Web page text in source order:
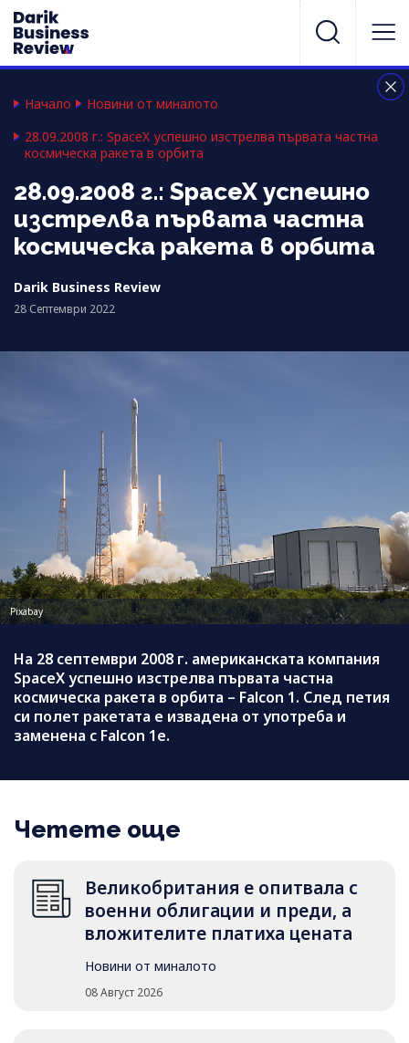
Начало
Новини от миналото
28.09.2008 г.: SpaceX успешно изстрелва първата частна
космическа ракета в орбита
Pixabay
28.09.2008 г.: SpaceX успешно
изстрелва първата частна
космическа ракета в орбита
Darik Business Review
28 Септември 2022
На 28 септември 2008 г. американската компания
SpaceX успешно изстрелва първата частна
космическа ракета в орбита – Falcon 1. След петия
си полет ракетата е извадена от употреба и
заменена с Falcon 1е.
Четете още
Великобритания е опитвала с
военни облигации и преди, а
вложителите платиха цената
Новини от миналото
08 Август 2026